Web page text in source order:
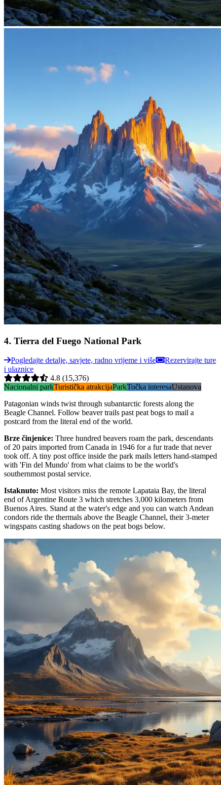
4. Tierra del Fuego National Park
Pogledajte detalje, savjete, radno vrijeme i više
Rezervirajte ture
i ulaznice
4.8 (15,376)
Nacionalni parkTuristička atrakcijaParkTočka interesaUstanova
Patagonian winds twist through subantarctic forests along the
Beagle Channel. Follow beaver trails past peat bogs to mail a
postcard from the literal end of the world.
Brze činjenice: Three hundred beavers roam the park, descendants
of 20 pairs imported from Canada in 1946 for a fur trade that never
took off. A tiny post office inside the park mails letters hand-stamped
with 'Fin del Mundo' from what claims to be the world's
southernmost postal service.
Istaknuto: Most visitors miss the remote Lapataia Bay, the literal
end of Argentine Route 3 which stretches 3,000 kilometers from
Buenos Aires. Stand at the water's edge and you can watch Andean
condors ride the thermals above the Beagle Channel, their 3-meter
wingspans casting shadows on the peat bogs below.